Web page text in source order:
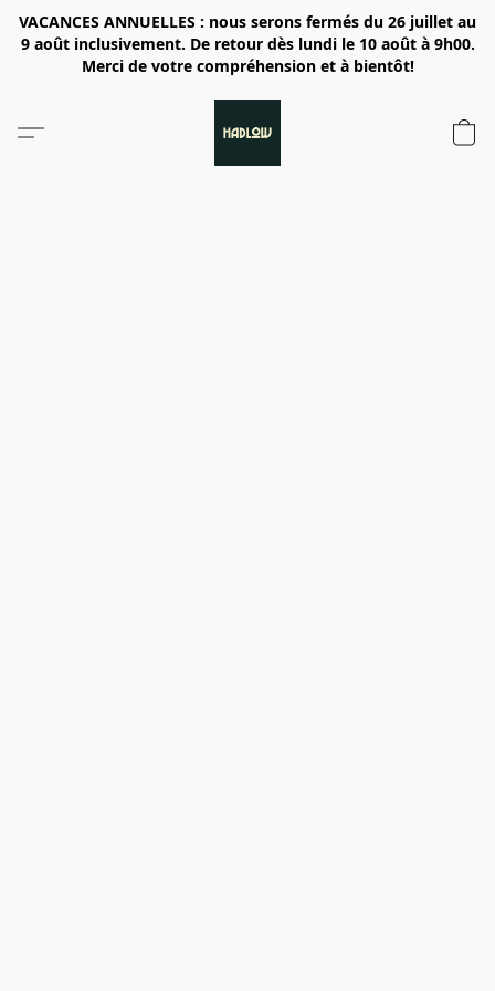
VACANCES ANNUELLES : nous serons fermés du 26 juillet au
9 août inclusivement. De retour dès lundi le 10 août à 9h00.
Merci de votre compréhension et à bientôt!